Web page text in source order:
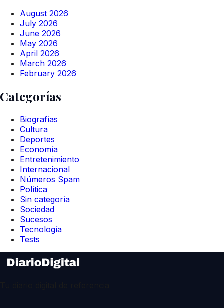
August 2026
July 2026
June 2026
May 2026
April 2026
March 2026
February 2026
Categorías
Biografías
Cultura
Deportes
Economía
Entretenimiento
Internacional
Números Spam
Política
Sin categoría
Sociedad
Sucesos
Tecnología
Tests